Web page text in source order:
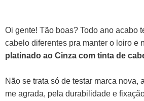
Oi gente! Tão boas? Todo ano acabo
cabelo diferentes pra manter o loiro e
platinado ao Cinza com tinta de
Não se trata só de testar marca nova,
me agrada, pela durabilidade e